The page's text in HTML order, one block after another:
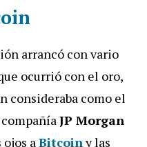
arrancó con vario
ocurrió con el oro,
consideraba como el
JP Morgan
aBitcoiny las